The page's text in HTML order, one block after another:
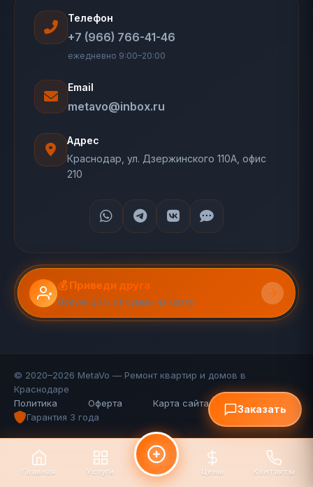
Телефон
+7 (966) 766-41-46
ежедневно 9:00–20:00
Email
metavo@inbox.ru
Адрес
Краснодар, ул. Дзержинского 110А, офис
210
💰 Приведи друга
Получи 20% от суммы на карту
© 2020–2026 MetaVo — Ремонт квартир и домов в
Краснодаре
Политика
Оферта Карта сайта (110 стр.)
FAQ
Гарантия 3 года
Заказать
Главная Услуги Цены Контакты